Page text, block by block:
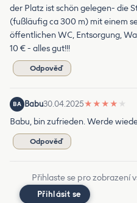
der Platz ist schön gelegen- die
(fußläufig ca 300 m) mit einem
öffentlichen WC, Entsorgung,
10 € - alles gut!!!
Odpověď
BA Babu30.04.2025★ ★ ★ ★ ★
Babu, bin zufrieden. Werde
Odpověď
Přihlaste se pro zobrazení
Přihlásit se